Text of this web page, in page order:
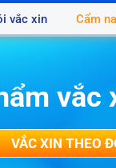
vắc xin Cẩm
vắc
VẮC XIN THEO